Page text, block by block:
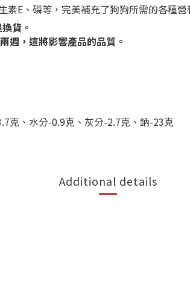
E、磷等，完美補充了狗狗所需的各種
貨。
週，這將影響產品的品質。
克、水分-0.9克、灰分-2.7克、鈉-23克
Additional details